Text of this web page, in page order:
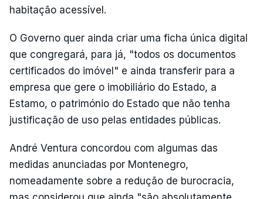
habitação acessível.
O Governo quer ainda criar uma ficha única digital
que congregará, para já, "todos os documentos
certificados do imóvel" e ainda transferir para a
empresa que gere o imobiliário do Estado, a
Estamo, o património do Estado que não tenha
justificação de uso pelas entidades públicas.
André Ventura concordou com algumas das
medidas anunciadas por Montenegro,
nomeadamente sobre a redução de burocracia,